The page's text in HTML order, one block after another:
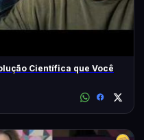
Científica que Você